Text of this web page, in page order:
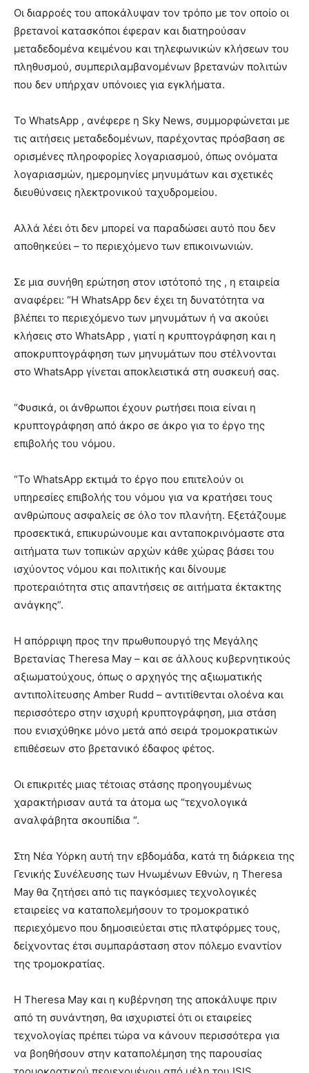
Οι διαρροές του αποκάλυψαν τον τρόπο με τον οποίο οι
βρετανοί κατασκόποι έφεραν και διατηρούσαν
μεταδεδομένα κειμένου και τηλεφωνικών κλήσεων του
πληθυσμού, συμπεριλαμβανομένων βρετανών πολιτών
που δεν υπήρχαν υπόνοιες για εγκλήματα.
Το WhatsApp , ανέφερε η Sky News, συμμορφώνεται με
τις αιτήσεις μεταδεδομένων, παρέχοντας πρόσβαση σε
ορισμένες πληροφορίες λογαριασμού, όπως ονόματα
λογαριασμών, ημερομηνίες μηνυμάτων και σχετικές
διευθύνσεις ηλεκτρονικού ταχυδρομείου.
Αλλά λέει ότι δεν μπορεί να παραδώσει αυτό που δεν
αποθηκεύει – το περιεχόμενο των επικοινωνιών.
Σε μια συνήθη ερώτηση στον ιστότοπό της , η εταιρεία
αναφέρει: “Η WhatsApp δεν έχει τη δυνατότητα να
βλέπει το περιεχόμενο των μηνυμάτων ή να ακούει
κλήσεις στο WhatsApp , γιατί η κρυπτογράφηση και η
αποκρυπτογράφηση των μηνυμάτων που στέλνονται
στο WhatsApp γίνεται αποκλειστικά στη συσκευή σας.
“Φυσικά, οι άνθρωποι έχουν ρωτήσει ποια είναι η
κρυπτογράφηση από άκρο σε άκρο για το έργο της
επιβολής του νόμου.
“Το WhatsApp εκτιμά το έργο που επιτελούν οι
υπηρεσίες επιβολής του νόμου για να κρατήσει τους
ανθρώπους ασφαλείς σε όλο τον πλανήτη. Εξετάζουμε
προσεκτικά, επικυρώνουμε και ανταποκρινόμαστε στα
αιτήματα των τοπικών αρχών κάθε χώρας βάσει του
ισχύοντος νόμου και πολιτικής και δίνουμε
προτεραιότητα στις απαντήσεις σε αιτήματα έκτακτης
ανάγκης”.
Η απόρριψη προς την πρωθυπουργό της Μεγάλης
Βρετανίας Theresa May – και σε άλλους κυβερνητικούς
αξιωματούχους, όπως ο αρχηγός της αξιωματικής
αντιπολίτευσης Amber Rudd – αντιτίθενται ολοένα και
περισσότερο στην ισχυρή κρυπτογράφηση, μια στάση
που ενισχύθηκε μόνο μετά από σειρά τρομοκρατικών
επιθέσεων στο βρετανικό έδαφος φέτος.
Οι επικριτές μιας τέτοιας στάσης προηγουμένως
χαρακτήρισαν αυτά τα άτομα ως “τεχνολογικά
αναλφάβητα σκουπίδια “.
Στη Νέα Υόρκη αυτή την εβδομάδα, κατά τη διάρκεια της
Γενικής Συνέλευσης των Ηνωμένων Εθνών, η Theresa
May θα ζητήσει από τις παγκόσμιες τεχνολογικές
εταιρείες να καταπολεμήσουν το τρομοκρατικό
περιεχόμενο που δημοσιεύεται στις πλατφόρμες τους,
δείχνοντας έτσι συμπαράσταση στον πόλεμο εναντίον
της τρομοκρατίας.
Η Theresa May και η κυβέρνηση της αποκάλυψε πριν
από τη συνάντηση, θα ισχυριστεί ότι οι εταιρείες
τεχνολογίας πρέπει τώρα να κάνουν περισσότερα για
να βοηθήσουν στην καταπολέμηση της παρουσίας